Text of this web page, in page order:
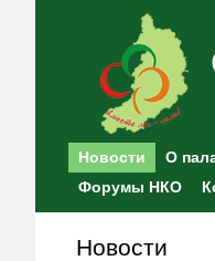
Новости О
Форумы НКО
Новости